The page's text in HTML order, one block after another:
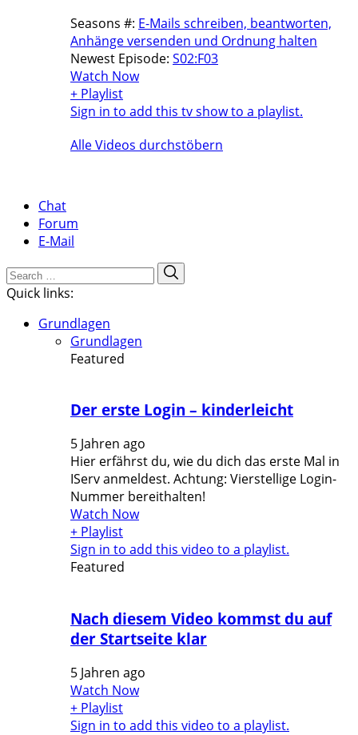
Seasons #: E-Mails schreiben, beantworten,
Anhänge versenden und Ordnung halten
Newest Episode: S02:F03
Watch Now
+ Playlist
Sign in to add this tv show to a playlist.
Alle Videos durchstöbern
Chat
Forum
E-Mail
Search
for:
Quick links:
Grundlagen
Grundlagen
Featured
Der erste Login – kinderleicht
5 Jahren ago
Hier erfährst du, wie du dich das erste Mal in
IServ anmeldest. Achtung: Vierstellige Login-
Nummer bereithalten!
Watch Now
+ Playlist
Sign in to add this video to a playlist.
Featured
Nach diesem Video kommst du auf
der Startseite klar
5 Jahren ago
Watch Now
+ Playlist
Sign in to add this video to a playlist.